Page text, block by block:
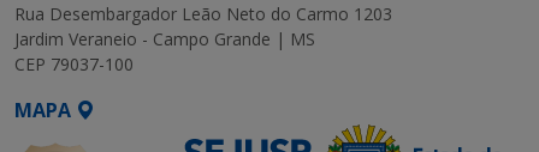
Rua Desembargador Leão Neto do Carmo 1203
Jardim Veraneio - Campo Grande | MS
CEP 79037-100
MAPA